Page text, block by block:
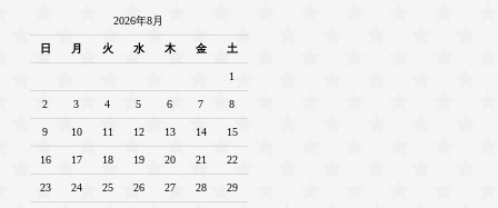
2026年8月
日 月 火 水 木 金 土
1
2 3 4 5 6 7 8
9 10 11 12 13 14 15
16 17 18 19 20 21 22
23 24 25 26 27 28 29